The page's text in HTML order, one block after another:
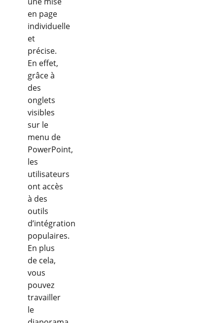
en page
individuelle
et
précise.
En effet,
grâce à
des
onglets
visibles
sur le
menu de
PowerPoint,
les
utilisateurs
ont accès
à des
outils
d’intégration
populaires.
En plus
de cela,
vous
pouvez
travailler
le